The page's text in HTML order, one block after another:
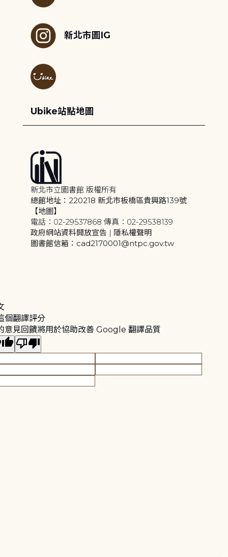
新北市圖IG
Ubike站點地圖
新北市立圖書館 版權所有
總館地址：220218 新北市板橋區貴興路139號
【地圖】
電話：02-29537868 傳真：02-29538139
政府網站資料開放宣告 | 隱私權聲明
圖書館信箱：cad2170001@ntpc.gov.tw
個翻譯評分
意見回饋將用於協助改善 Google 翻譯品質